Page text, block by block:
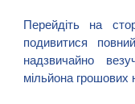
Перейдіть на
подивитися
надзвичайно
мільйона грошових